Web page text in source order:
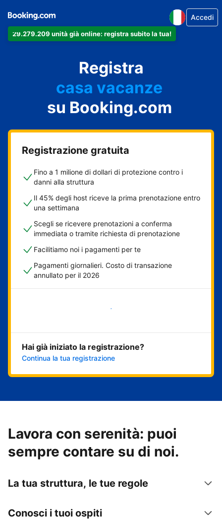
29.279.209 unità già online: registra subito la tua!
Accedi
Registra
il tuo appartamento
il tuo hotel
casa vacanze
la tua guest house
il tuo B&B
su Booking.com
Registrazione gratuita
Fino a 1 milione di dollari di protezione contro i
danni alla struttura
Il 45% degli host riceve la prima prenotazione entro
una settimana
Scegli se ricevere prenotazioni a conferma
immediata o tramite richiesta di prenotazione
Facilitiamo noi i pagamenti per te
Pagamenti giornalieri. Costo di transazione
annullato per il 2026
Inizia ora
Hai già iniziato la registrazione?
Continua la tua registrazione
Lavora con serenità: puoi
sempre contare su di noi.
La tua struttura, le tue regole
Conosci i tuoi ospiti